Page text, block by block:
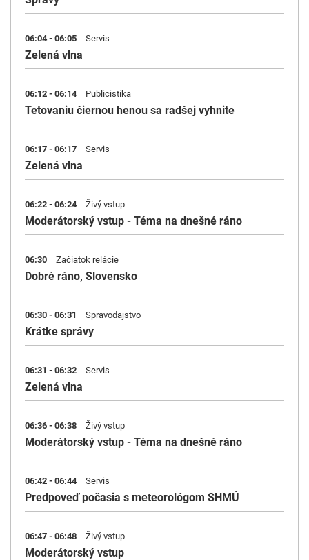
06:04 - 06:05 Servis
Zelená vlna
06:12 - 06:14 Publicistika
Tetovaniu čiernou henou sa radšej vyhnite
06:17 - 06:17 Servis
Zelená vlna
06:22 - 06:24 Živý vstup
Moderátorský vstup - Téma na dnešné ráno
06:30 Začiatok relácie
Dobré ráno, Slovensko
06:30 - 06:31 Spravodajstvo
Krátke správy
06:31 - 06:32 Servis
Zelená vlna
06:36 - 06:38 Živý vstup
Moderátorský vstup - Téma na dnešné ráno
06:42 - 06:44 Servis
Predpoveď počasia s meteorológom SHMÚ
06:47 - 06:48 Živý vstup
Moderátorský vstup